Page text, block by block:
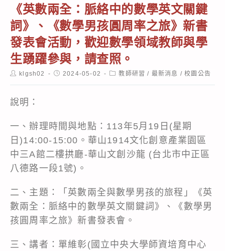
《英數兩全：脈絡中的數學英文關鍵
詞》、《數學男孩圓周率之旅》新書
發表會活動，歡迎數學領域教師與學
生踴躍參與，請查照。
Postklgsh02
Post2024-05-02
Post教師研習 / 最新消息 / 校園公告
說明：
一、辦理時間與地點：113年5月19日(星期
日)14:00-15:00。華山1914文化創意產業園區
中三A館二樓拱廳-華山文創沙龍 (台北市中正區
八德路一段1號)。
二、主題：「英數兩全與數學男孩的旅程」《英
數兩全：脈絡中的數學英文關鍵詞》、《數學男
孩圓周率之旅》新書發表會。
三、講者：單維彰(國立中央大學師資培育中心